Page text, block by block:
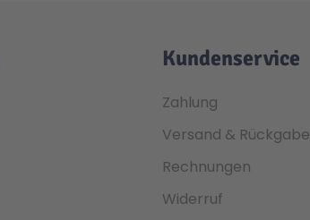
Kundenservice
Zahlung
Versand & Rückgabe
Rechnungen
Widerruf